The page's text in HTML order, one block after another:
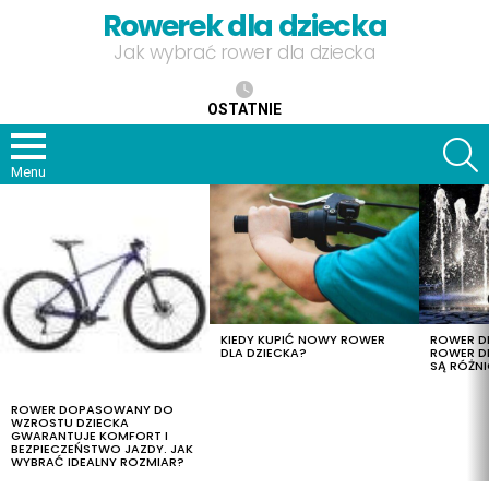
Rowerek dla dziecka
Jak wybrać rower dla dziecka
OSTATNIE
Menu
ROWER DOPASOWANY DO
WZROSTU DZIECKA
GWARANTUJE KOMFORT I
BEZPIECZEŃSTWO JAZDY. JAK
WYBRAĆ IDEALNY ROZMIAR?
KIEDY KUPIĆ NOWY ROWER
DLA DZIECKA?
ROWER
ROWER
SĄ